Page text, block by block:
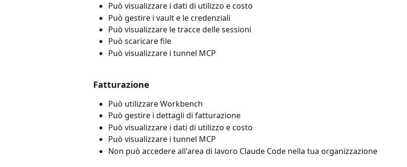
Può visualizzare i dati di utilizzo e costo
Può gestire i vault e le credenziali
Può visualizzare le tracce delle sessioni
Può scaricare file
Può visualizzare i tunnel MCP
Fatturazione
Può utilizzare Workbench
Può gestire i dettagli di fatturazione
Può visualizzare i dati di utilizzo e costo
Può visualizzare i tunnel MCP
Non può accedere all'area di lavoro Claude Code nella tua organizzazione